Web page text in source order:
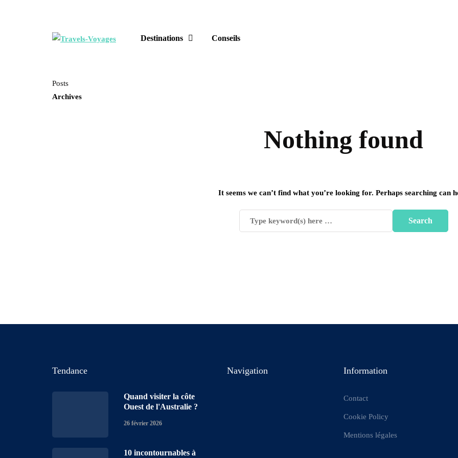
Destinations Conseils
Posts
Archives
Nothing found
It seems we can’t find what you’re looking for. Perhaps searching can
Tendance
Quand visiter la côte
Ouest de l'Australie ?
26 février 2026
10 incontournables à
Navigation Information
Contact
Cookie Policy
Mentions légales